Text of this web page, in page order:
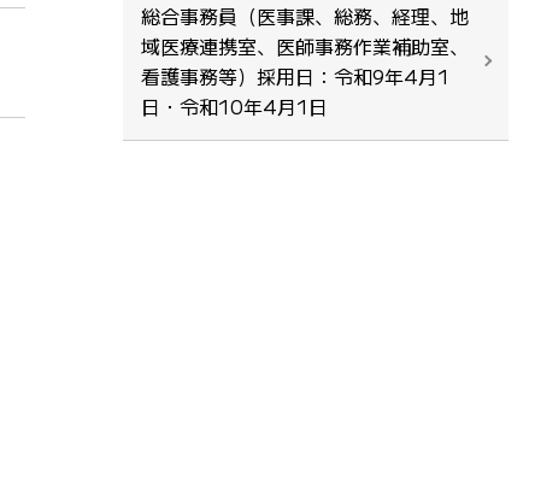
総合事務員（医事課、総務、経理、地
域医療連携室、医師事務作業補助室、
看護事務等）採用日：令和9年4月1
日・令和10年4月1日